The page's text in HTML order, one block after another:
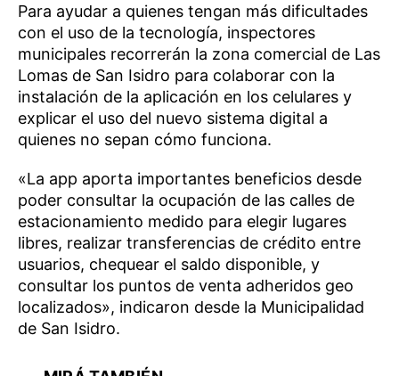
Para ayudar a quienes tengan más dificultades
con el uso de la tecnología, inspectores
municipales recorrerán la zona comercial de Las
Lomas de San Isidro para colaborar con la
instalación de la aplicación en los celulares y
explicar el uso del nuevo sistema digital a
quienes no sepan cómo funciona.
«La app aporta importantes beneficios desde
poder consultar la ocupación de las calles de
estacionamiento medido para elegir lugares
libres, realizar transferencias de crédito entre
usuarios, chequear el saldo disponible, y
consultar los puntos de venta adheridos geo
localizados», indicaron desde la Municipalidad
de San Isidro.